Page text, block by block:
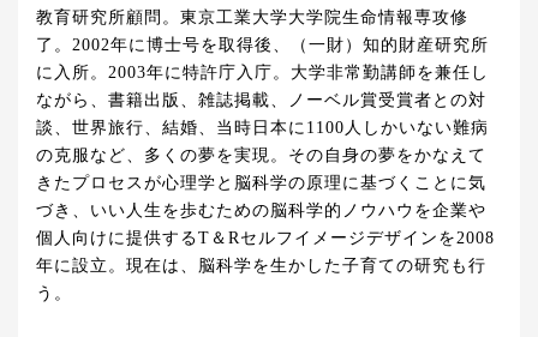
教育研究所顧問。東京工業大学大学院生命情報専攻修
了。2002年に博士号を取得後、（一財）知的財産研究所
に入所。2003年に特許庁入庁。大学非常勤講師を兼任し
ながら、書籍出版、雑誌掲載、ノーベル賞受賞者との対
談、世界旅行、結婚、当時日本に1100人しかいない難病
の克服など、多くの夢を実現。その自身の夢をかなえて
きたプロセスが心理学と脳科学の原理に基づくことに気
づき、いい人生を歩むための脳科学的ノウハウを企業や
個人向けに提供するT＆Rセルフイメージデザインを2008
年に設立。現在は、脳科学を生かした子育ての研究も行
う。